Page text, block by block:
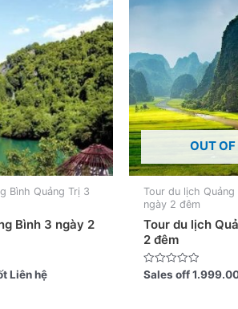
Bình Quảng Trị 3
Bình 3 ngày 2
Liên hệ
OUT
Tour du lịch Quảng
ngày 2 đêm
Tour du lịch
2 đêm
Được
Sales off